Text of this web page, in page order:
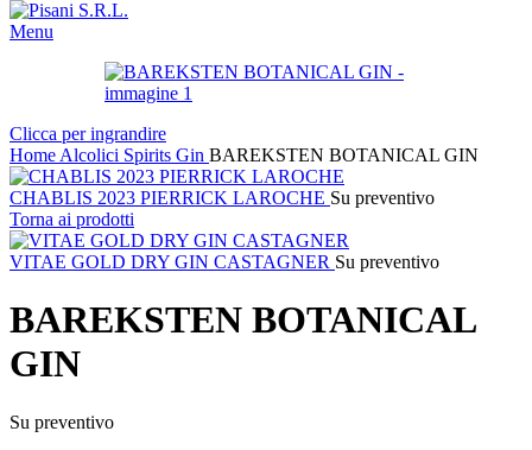
Menu
Clicca per ingrandire
Home Alcolici Spirits Gin BAREKSTEN BOTANICAL GIN
CHABLIS 2023 PIERRICK LAROCHE Su preventivo
Torna ai prodotti
VITAE GOLD DRY GIN CASTAGNER Su preventivo
BAREKSTEN BOTANICAL
GIN
Su preventivo